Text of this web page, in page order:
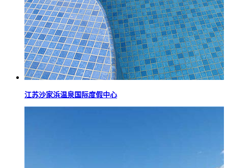
江苏沙家浜温泉国际度假中心